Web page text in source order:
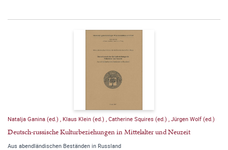
Natalja Ganina (ed.) Klaus Klein (ed.) Catherine Squires (ed.) Jürgen Wolf (ed.)
Deutsch-russische Kulturbeziehungen in Mittelalter und Neuzeit
Aus abendländischen Beständen in Russland